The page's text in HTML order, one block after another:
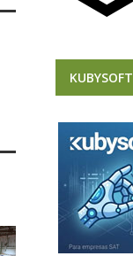
KUBYSOFT